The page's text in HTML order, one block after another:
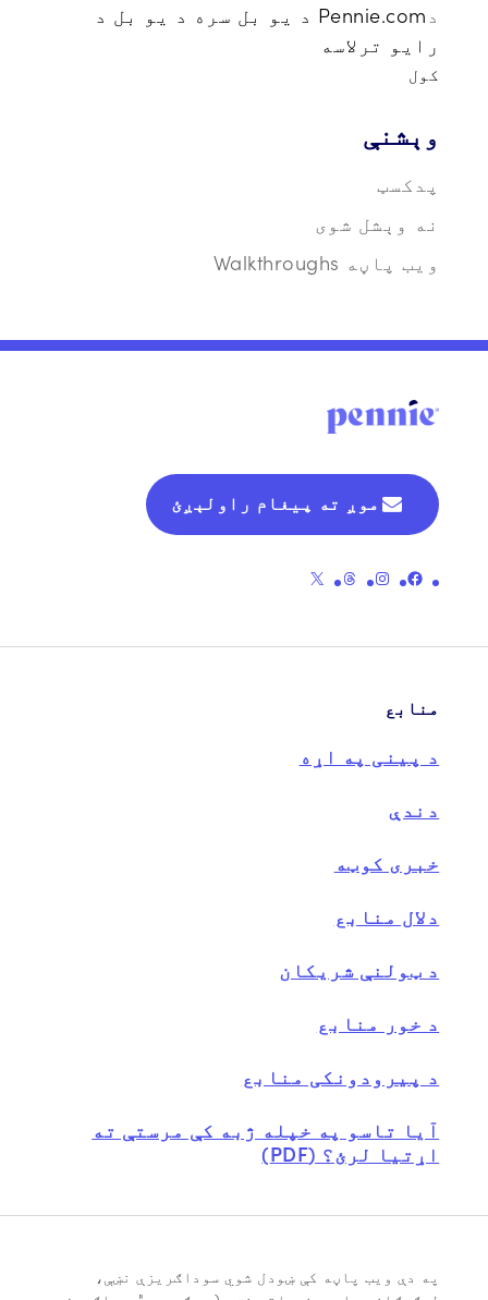
د
Pennie.com د یو بل سره د یو بل د
رایو ترلاسه
کول
وېشنې
پدکسټ
نه وېشل شوی
ویب پاڼه Walkthroughs
موږ ته پیغام راولېږئ
د پینی رسمی فیسبوک پا toې ته لینکد پینی رسمی انسټاګرام پا toې ته لینکد پینی رسمی موضوعاتو پا pageې ته لینکد پینی رسمی X (پخوانی ټویټر) پا pageې ته لینک
منابع
د پینی په اړه
دندې
خبری کوټه
دلال منابع
د ټولنې شریکان
د خور منابع
د پیرودونکی منابع
آیا تاسو په خپله ژبه کې مرستې ته
اړتیا لرئ؟ (PDF)
په دې ویب پاڼه کې ښودل شوي سوداګریزې نښې،